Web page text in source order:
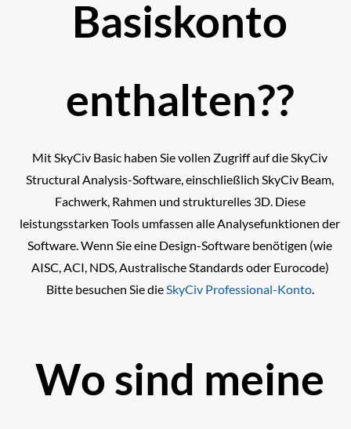
Basiskonto
enthalten??
Mit SkyCiv Basic haben Sie vollen Zugriff auf die SkyCiv
Structural Analysis-Software, einschließlich SkyCiv Beam,
Fachwerk, Rahmen und strukturelles 3D. Diese
leistungsstarken Tools umfassen alle Analysefunktionen der
Software. Wenn Sie eine Design-Software benötigen (wie
AISC, ACI, NDS, Australische Standards oder Eurocode)
Bitte besuchen Sie die SkyCiv Professional-Konto.
Wo sind meine